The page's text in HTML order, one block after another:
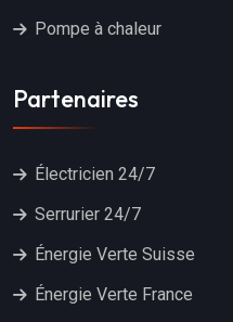
Pompe à chaleur
Partenaires
Électricien 24/7
Serrurier 24/7
Énergie Verte Suisse
Énergie Verte France